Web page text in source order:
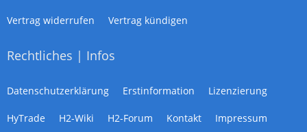
Vertrag widerrufen Vertrag kündigen
Rechtliches | Infos
Datenschutzerklärung Erstinformation Lizenzierung
HyTrade H2-Wiki H2-Forum Kontakt Impressum